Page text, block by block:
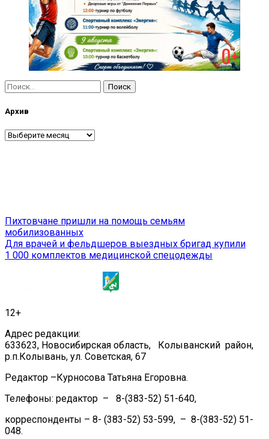
Найти:
Архив
Архив
Навигация
по
записям
Пихтовчане пришли на помощь семьям
мобилизованных
Для врачей и фельдшеров выездных бригад купили
1 000 комплектов медицинской спецодежды
12+
Адрес редакции:
633623, Новосибирская область, Колыванский район,
р.п.Колывань, ул. Советская, 67
Редактор –Курносова Татьяна Егоровна.
Телефоны: редактор – 8-(383-52) 51-640,
корреспонденты – 8- (383-52) 53-599, – 8-(383-52) 51-
048.